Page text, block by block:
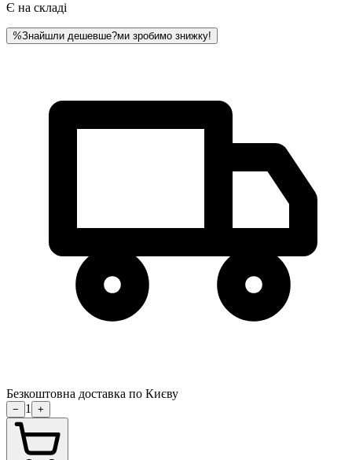
Є на складі
%Знайшли дешевше?ми зробимо знижку!
Безкоштовна доставка по Києву
− 1 +